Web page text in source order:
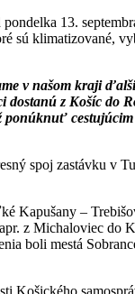
13.
sú klimatizované,
v našom kraji
dostanú z Košíc do
ponúknuť
spoj zastávku v
Kapušany –
z Michaloviec do
boli mestá
Košického